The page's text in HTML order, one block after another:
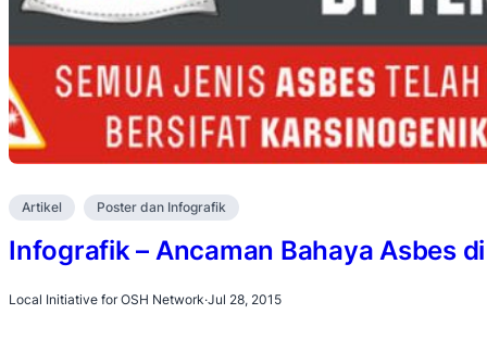
Artikel Poster dan Infografik
Infografik – Ancaman Bahaya Asbes
Local Initiative for OSH Network·Jul 28, 2015